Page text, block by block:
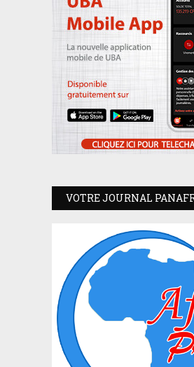
VOTRE JOURNAL